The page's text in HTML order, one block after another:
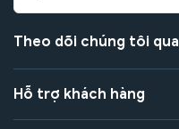
Theo dõi chúng tôi qua
Hỗ trợ khách hàng